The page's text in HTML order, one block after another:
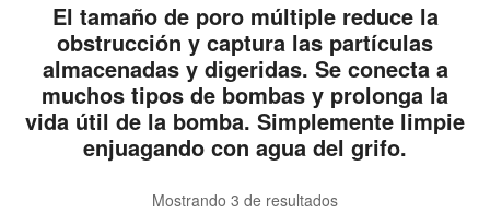
El tamaño de poro múltiple reduce la
obstrucción y captura las partículas
almacenadas y digeridas. Se conecta a
muchos tipos de bombas y prolonga la
vida útil de la bomba. Simplemente limpie
enjuagando con agua del grifo.
Mostrando 3 de resultados